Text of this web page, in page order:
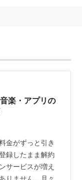
楽・アプリの
金がずっと引き
録したまま解約
サービスが増え
りません。月々